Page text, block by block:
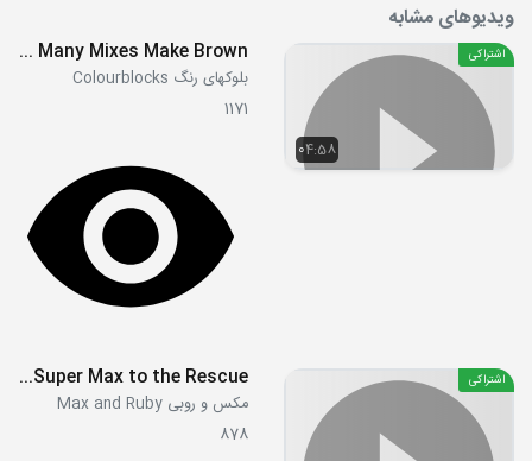
ویدیوهای مشابه
04:58
اشتراکی S1E23 - Many Mixes Make Brown
بلوکهای رنگ Colourblocks
1171
اشتراکی S2E06c - Super Max to the Rescue
مکس و روبی Max and Ruby
878